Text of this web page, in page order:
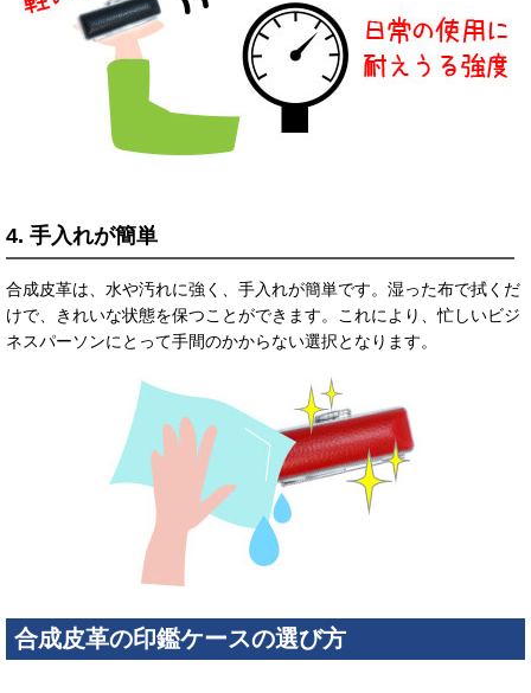
4. 手入れが簡単
合成皮革は、水や汚れに強く、手入れが簡単です。湿った布で拭くだ
けで、きれいな状態を保つことができます。これにより、忙しいビジ
ネスパーソンにとって手間のかからない選択となります。
合成皮革の印鑑ケースの選び方